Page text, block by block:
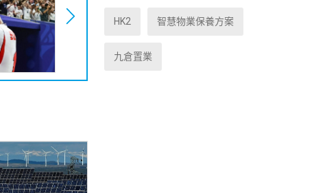
HK2 智慧物業保養方案
九倉置業